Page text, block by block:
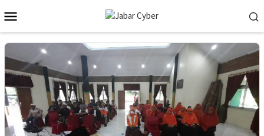
to
contentMenu